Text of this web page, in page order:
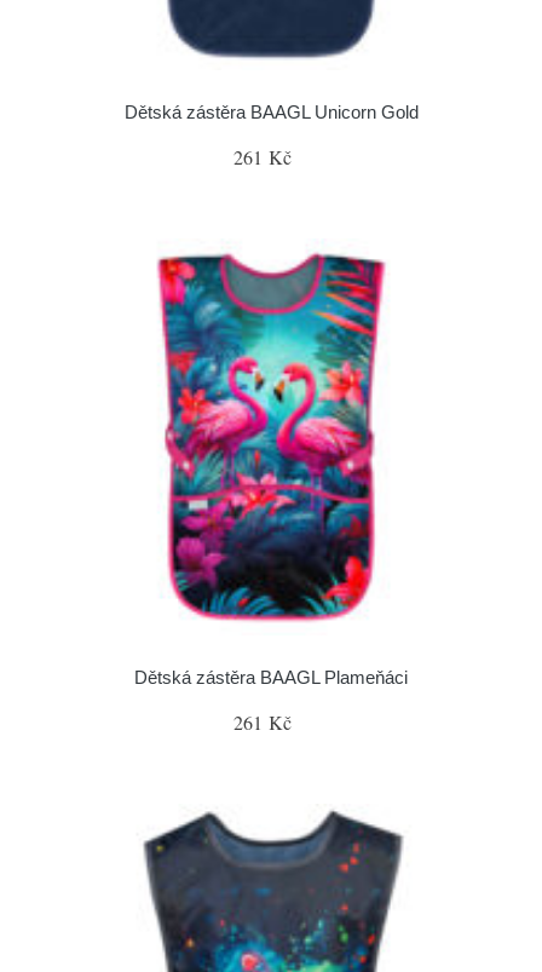
Dětská zástěra BAAGL Unicorn Gold
261 Kč
Dětská zástěra BAAGL Plameňáci
261 Kč